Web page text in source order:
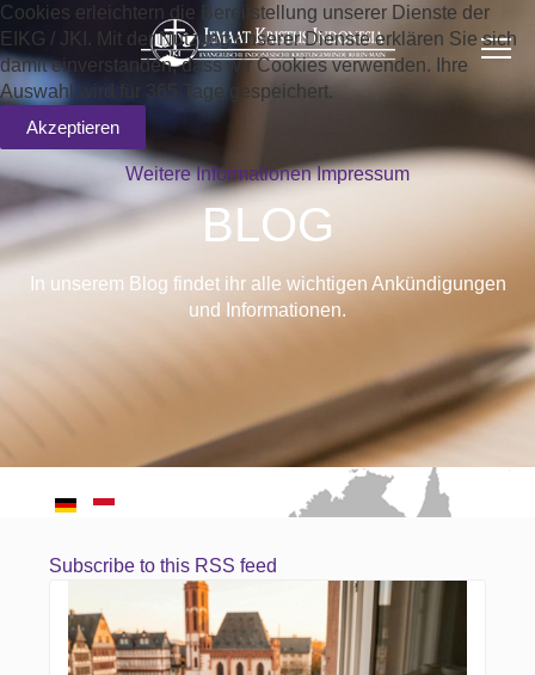
BLOG
In unserem Blog findet ihr alle wichtigen Ankündigungen
und Informationen.
Subscribe to this RSS feed
Cookies erleichtern die Bereitstellung unserer Dienste der
EIKG / JKI. Mit der Nutzung unserer Dienste erklären Sie sich
damit einverstanden, dass wir Cookies verwenden. Ihre
Auswahl wird für 365 Tage gespeichert.
Akzeptieren
Weitere Informationen Impressum